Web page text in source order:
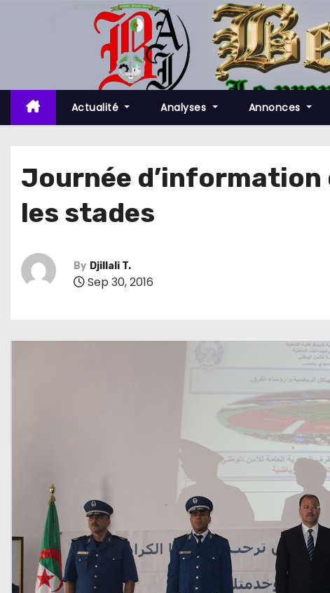
t
c
Actualité Analyses Annonces
Journée d’information
les stades
By Djillali T.
Sep 30, 2016